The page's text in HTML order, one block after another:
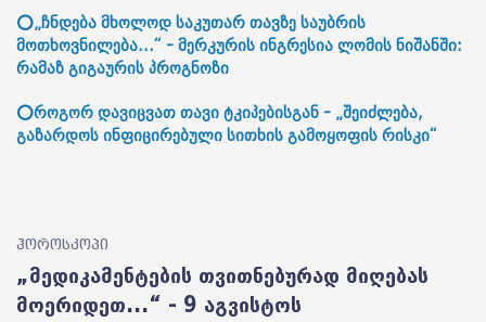
⭕„ჩნდება მხოლოდ საკუთარ თავზე საუბრის
მოთხოვნილება...“ - მერკურის ინგრესია ლომის ნიშანში:
რამაზ გიგაურის პროგნოზი
⭕როგორ დავიცვათ თავი ტკიპებისგან - „შეიძლება,
გაზარდოს ინფიცირებული სითხის გამოყოფის რისკი“
ჰოროსკოპი
„მედიკამენტების თვითნებურად მიღებას
მოერიდეთ...“ - 9 აგვისტოს